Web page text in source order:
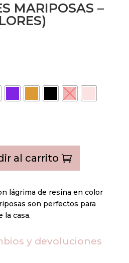
MARIPOSAS –
al carrito
lágrima de resina en color
son perfectos para
la casa.
y devoluciones